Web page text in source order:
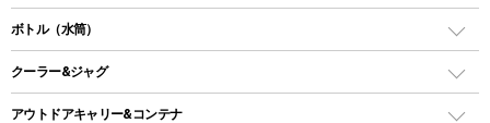
スクエアタープ（レクタタープ）
メッシュタープ
自立式タープ
LEDライト
ヘッドライト
キャンドル
ガス缶
ガストーチ、ライター
焚き火台タイプ（ロースタイル）グリル
卓上タイプグリル
パーティータイプグリル
ダッチオーブン
ホットサンドメーカー
ボトル（水筒）
ステンレスボトル
クーラー&ジャグ
クーラーボックス
アウトドアキャリー&コンテナ